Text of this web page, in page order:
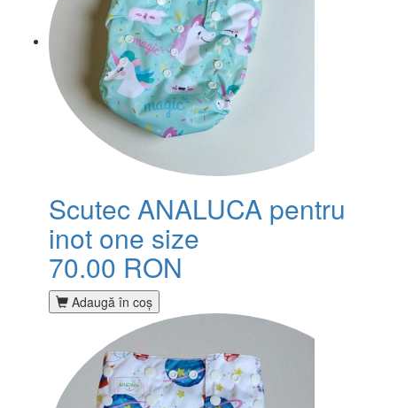
Scutec ANALUCA pentru
inot one size
70.00 RON
Adaugă în coş